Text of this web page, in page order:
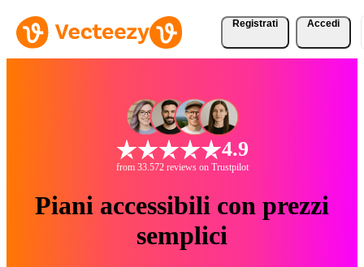
Registrati Accedi
4.9
from 33.572 reviews on Trustpilot
Piani accessibili con prezzi
semplici